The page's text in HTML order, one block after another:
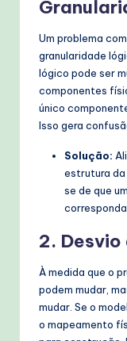
Um problema
granularidade
lógico pode ser
componentes
único
Isso gera
Solução:
estrutura
se de que
2.
À medida que o
podem mudar,
mudar. Se o
o mapeamento